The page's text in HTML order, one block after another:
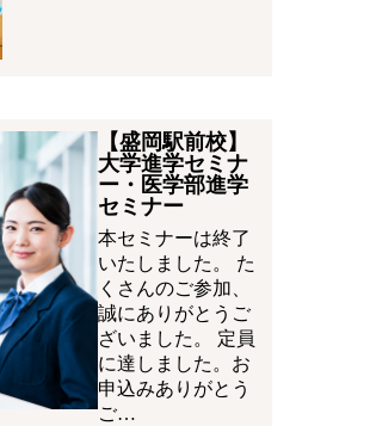
【盛岡駅前校】
大学進学セミナ
ー・医学部進学
セミナー
本セミナーは終了
いたしました。 た
くさんのご参加、
誠にありがとうご
ざいました。 定員
に達しました。お
申込みありがとう
ご…